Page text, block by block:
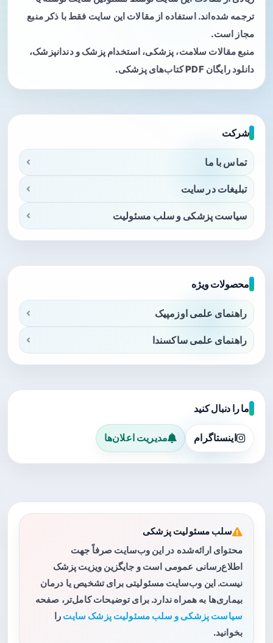
ترجمه شده‌اند. استفاده از مقالات این سایت فقط با ذکر منبع
مجاز است.
منبع مقالات سلامت، پزشکی، استخدام پزشک و دندانپزشک،
دانلود رایگان PDF کتاب‌های پزشکی.
شرکت
تماس با ما
تبلیغات در سایت
سیاست پزشکی و سلب مسئولیت
محصولات ویژه
راهنمای علمی اوزمپیک
راهنمای علمی ساکسندا
ما را دنبال کنید
اینستاگرام مدیریت اعلان‌ها
سلب مسئولیت پزشکی
محتوای ارائه‌شده در این وب‌سایت صرفاً جهت
اطلاع‌رسانی عمومی است و جایگزین ویزیت پزشک
نیست. این وب‌سایت مسئولیتی برای تشخیص یا درمان
بیماری‌ها به همراه ندارد. برای توضیحات کامل‌تر، صفحه
سیاست پزشکی و سلب مسئولیت پزشک سایت را
بخوانید.